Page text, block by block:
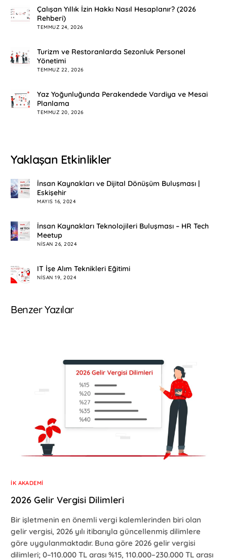
Çalışan Yıllık İzin Hakkı Nasıl Hesaplanır? (2026
Rehberi)
TEMMUZ 24, 2026
Turizm ve Restoranlarda Sezonluk Personel
Yönetimi
TEMMUZ 22, 2026
Yaz Yoğunluğunda Perakendede Vardiya ve Mesai
Planlama
TEMMUZ 20, 2026
Yaklaşan Etkinlikler
İnsan Kaynakları ve Dijital Dönüşüm Buluşması |
Eskişehir
MAYIS 16, 2024
İnsan Kaynakları Teknolojileri Buluşması – HR Tech
Meetup
NISAN 26, 2024
IT İşe Alım Teknikleri Eğitimi
NISAN 19, 2024
Benzer Yazılar
İK AKADEMI
2026 Gelir Vergisi Dilimleri
Bir işletmenin en önemli vergi kalemlerinden biri olan
gelir vergisi, 2026 yılı itibarıyla güncellenmiş dilimlere
göre uygulanmaktadır. Buna göre 2026 gelir vergisi
dilimleri; 0–110.000 TL arası %15, 110.000–230.000 TL arası